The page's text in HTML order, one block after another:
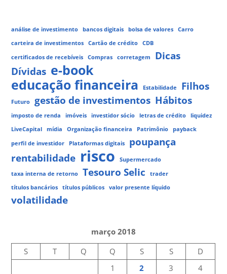
análise de investimento bancos digitais bolsa de valores
Carro
carteira de investimentos
Cartão de crédito
CDB
certificados de recebíveis
Compras corretagem
Dicas
Dívidas e-book
educação financeira
Estabilidade Filhos
Futuro gestão de investimentos Hábitos
imposto de renda imóveis investidor sócio letras de crédito
liquidez
LiveCapital
mídia Organização financeira Patrimônio
payback
perfil de investidor
Plataformas digitais
poupança
rentabilidade risco
Supermercado
taxa interna de retorno
Tesouro Selic
trader
títulos bancários
títulos públicos valor presente líquido
volatilidade
março 2018
S
T Q Q S S
D
1
2 3 4